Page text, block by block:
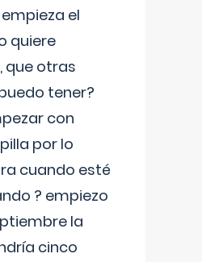
el
quiere
que otras
tener?
con
por lo
cuando esté
? empiezo
la
cinco